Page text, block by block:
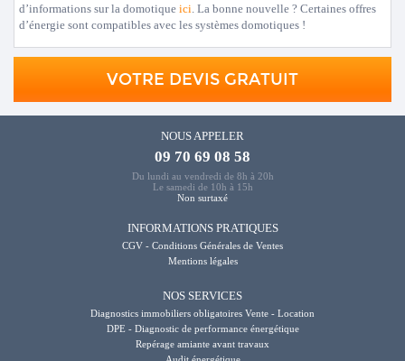
d’informations sur la domotique ici. La bonne nouvelle ? Certaines offres
d’énergie sont compatibles avec les systèmes domotiques !
VOTRE DEVIS GRATUIT
NOUS APPELER
09 70 69 08 58
Du lundi au vendredi de 8h à 20h
Le samedi de 10h à 15h
Non surtaxé
INFORMATIONS PRATIQUES
CGV - Conditions Générales de Ventes
Mentions légales
NOS SERVICES
Diagnostics immobiliers obligatoires Vente - Location
DPE - Diagnostic de performance énergétique
Repérage amiante avant travaux